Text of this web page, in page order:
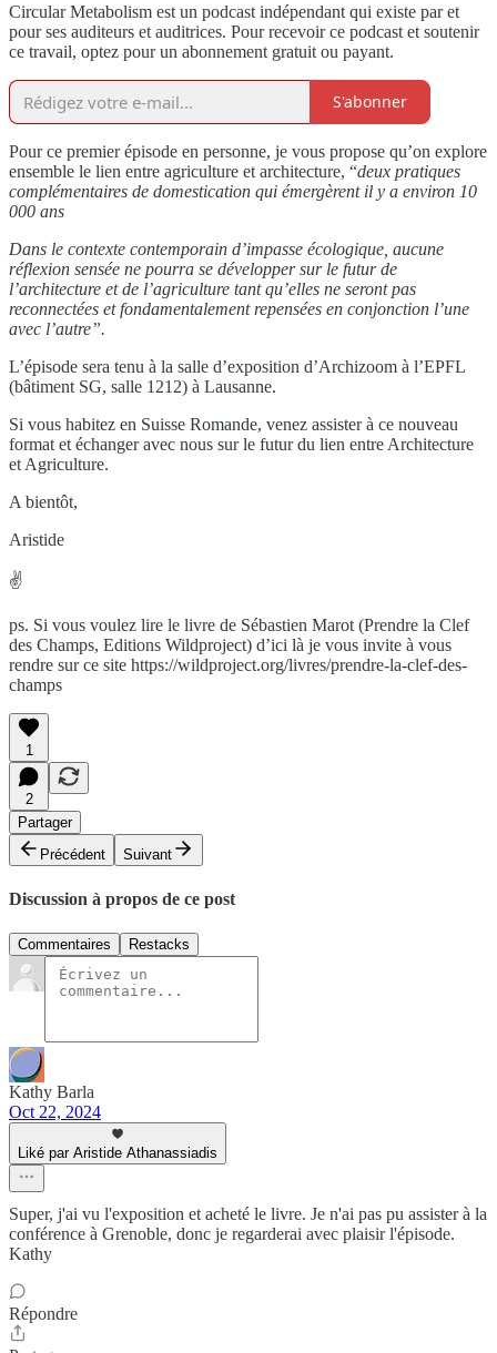
Circular Metabolism est un podcast indépendant qui existe par et
pour ses auditeurs et auditrices. Pour recevoir ce podcast et soutenir
ce travail, optez pour un abonnement gratuit ou payant.
S'abonner
Pour ce premier épisode en personne, je vous propose qu’on explore
ensemble le lien entre agriculture et architecture, “deux pratiques
complémentaires de domestication qui émergèrent il y a environ 10
000 ans
Dans le contexte contemporain d’impasse écologique, aucune
réflexion sensée ne pourra se développer sur le futur de
l’architecture et de l’agriculture tant qu’elles ne seront pas
reconnectées et fondamentalement repensées en conjonction l’une
avec l’autre”.
L’épisode sera tenu à la salle d’exposition d’Archizoom à l’EPFL
(bâtiment SG, salle 1212) à Lausanne.
Si vous habitez en Suisse Romande, venez assister à ce nouveau
format et échanger avec nous sur le futur du lien entre Architecture
et Agriculture.
A bientôt,
Aristide
✌️
ps. Si vous voulez lire le livre de Sébastien Marot (Prendre la Clef
des Champs, Editions Wildproject) d’ici là je vous invite à vous
rendre sur ce site https://wildproject.org/livres/prendre-la-clef-des-
champs
1
2
Partager
Précédent
Suivant
Discussion à propos de ce post
Commentaires Restacks
Kathy Barla
Oct 22, 2024
Liké par Aristide Athanassiadis
Super, j'ai vu l'exposition et acheté le livre. Je n'ai pas pu assister à la
conférence à Grenoble, donc je regarderai avec plaisir l'épisode.
Kathy
Répondre